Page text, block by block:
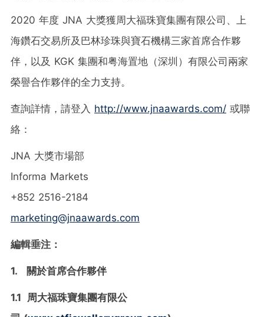
2020 年度 JNA 大獎獲周大福珠寶集團有限公司、上
海鑽石交易所及巴林珍珠與寶石機構三家首席合作夥
伴，以及 KGK 集團和粤海置地（深圳）有限公司兩家
榮譽合作夥伴的全力支持。
查詢詳情，請登入 http://www.jnaawards.com/ 或聯
絡：
JNA 大獎市場部
Informa Markets
+852 2516-2184
marketing@jnaawards.com
編輯垂注：
1. 關於首席合作夥伴
1.1 周大福珠寶集團有限公